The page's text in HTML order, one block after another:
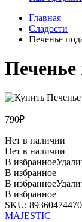
Главная
Сладости
Печенье
Печенье
790₽
Нет в наличии
Нет в наличии
В избранное
В избранное
В избранное
В избранное
SKU:
MAJESTIC